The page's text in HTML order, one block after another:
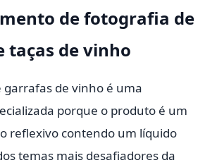
de fotografia de
taças de vinho
de vinho é uma
porque o produto é um
reflexivo contendo um líquido
temas mais desafiadores da